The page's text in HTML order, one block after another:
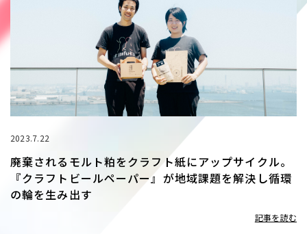
2023.7.22
廃棄されるモルト粕をクラフト紙にアップサイクル。
『クラフトビールペーパー』が地域課題を解決し循環
の輪を生み出す
記事を読む